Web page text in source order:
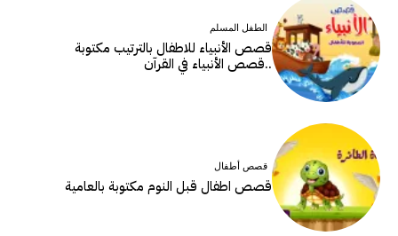
الطفل المسلم
قصص الأنبياء للاطفال بالترتيب مكتوبة
..قصص الأنبياء في القرآن
قصص أطفال
قصص اطفال قبل النوم مكتوبة بالعامية